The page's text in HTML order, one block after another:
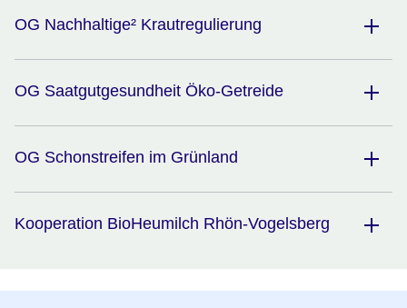
OG Nachhaltige² Krautregulierung
OG Saatgutgesundheit Öko-Getreide
OG Schonstreifen im Grünland
Kooperation BioHeumilch Rhön-Vogelsberg